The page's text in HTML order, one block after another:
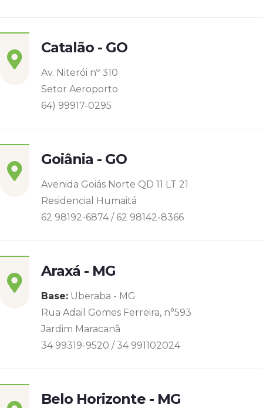
Catalão - GO
Av. Niterói nº 310
Setor Aeroporto
64) 99917-0295
Goiânia - GO
Avenida Goiás Norte QD 11 LT 21
Residencial Humaitá
62 98192-6874 / 62 98142-8366
Araxá - MG
Base: Uberaba - MG
Rua Adail Gomes Ferreira, n°593
Jardim Maracanã
34 99319-9520 / 34 991102024
Belo Horizonte - MG